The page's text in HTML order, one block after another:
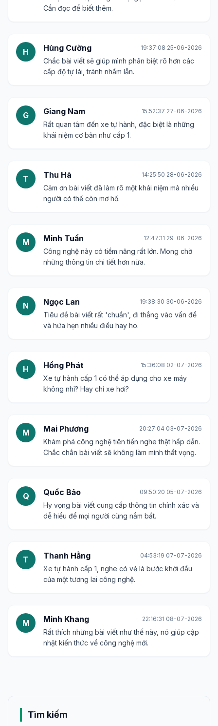
Cần đọc để biết thêm.
H Hùng Cường 19:37:08 25-06-2026
Chắc bài viết sẽ giúp mình phân biệt rõ hơn các
cấp độ tự lái, tránh nhầm lẫn.
G Giang Nam 15:52:37 27-06-2026
Rất quan tâm đến xe tự hành, đặc biệt là những
khái niệm cơ bản như cấp 1.
T Thu Hà 14:25:50 28-06-2026
Cảm ơn bài viết đã làm rõ một khái niệm mà nhiều
người có thể còn mơ hồ.
M Minh Tuấn 12:47:11 29-06-2026
Công nghệ này có tiềm năng rất lớn. Mong chờ
những thông tin chi tiết hơn nữa.
N Ngọc Lan 19:38:30 30-06-2026
Tiêu đề bài viết rất 'chuẩn', đi thẳng vào vấn đề
và hứa hẹn nhiều điều hay ho.
H Hồng Phát 15:36:08 02-07-2026
Xe tự hành cấp 1 có thể áp dụng cho xe máy
không nhỉ? Hay chỉ xe hơi?
M Mai Phương 20:27:04 03-07-2026
Khám phá công nghệ tiên tiến nghe thật hấp dẫn.
Chắc chắn bài viết sẽ không làm mình thất vọng.
Q Quốc Bảo 09:50:20 05-07-2026
Hy vọng bài viết cung cấp thông tin chính xác và
dễ hiểu để mọi người cùng nắm bắt.
T Thanh Hằng 04:53:19 07-07-2026
Xe tự hành cấp 1, nghe có vẻ là bước khởi đầu
của một tương lai công nghệ.
M Minh Khang 22:16:31 08-07-2026
Rất thích những bài viết như thế này, nó giúp cập
nhật kiến thức về công nghệ mới.
Tìm kiếm